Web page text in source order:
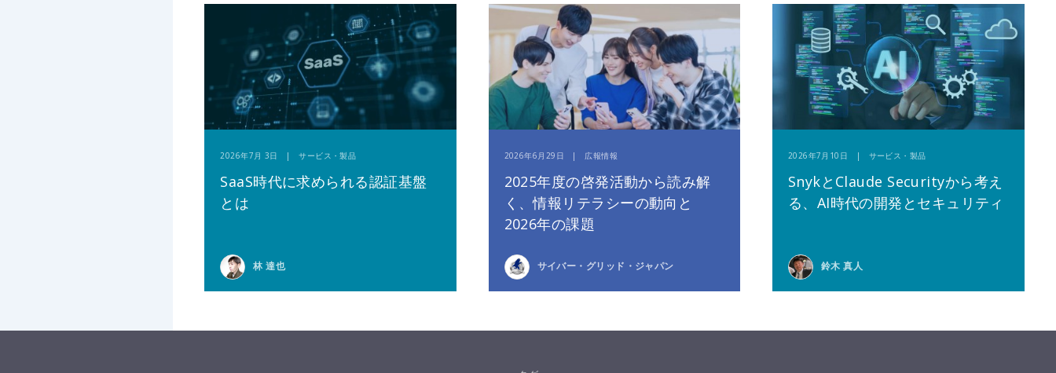
2026年7月 3日 | サービス・製品
SaaS時代に求められる認証基盤
とは
林 達也
2026年6月29日 | 広報情報
2025年度の啓発活動から読み解
く、情報リテラシーの動向と
2026年の課題
サイバー・グリッド・ジャパン
2026年7月10日 | サービス・製品
SnykとClaude Securityから考え
る、AI時代の開発とセキュリティ
鈴木 真人